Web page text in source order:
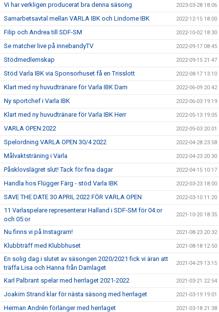
Vi har verkligen producerat bra denna säsong 2023-03-28 18:06
Samarbetsavtal mellan VARLA IBK och Lindome IBK 2022-12-15 18:00
Filip och Andrea till SDF-SM 2022-10-02 18:30
Se matcher live på innebandyTV 2022-09-17 08:45
Stödmedlemskap 2022-09-15 21:47
Stöd Varla IBK via Sponsorhuset få en Trisslott 2022-08-17 13:10
Klart med ny huvudtränare för Varla IBK Dam 2022-06-09 20:42
Ny sportchef i Varla IBK 2022-06-03 19:19
Klart med ny huvudtränare för Varla IBK Herr 2022-05-13 19:05
VARLA OPEN 2022 2022-05-03 20:01
Spelordning VARLA OPEN 30/4 2022 2022-04-28 23:58
Målvaktsträning i Varla 2022-04-23 20:30
Påsklovslägret slut! Tack för fina dagar 2022-04-15 10:17
Handla hos Flügger Färg - stöd Varla IBK 2022-03-23 18:00
SAVE THE DATE 30 APRIL 2022 FÖR VARLA OPEN 2022-03-10 11:20
11 Varlaspelare representerar Halland i SDF-SM för 04:or
och 05:or
2021-10-20 18:35
Nu finns vi på Instagram! 2021-08-23 20:32
Klubbträff med Klubbhuset 2021-08-18 12:50
En solig dag i slutet av säsongen 2020/2021 fick vi äran att
träffa Lisa och Hanna från Damlaget
2021-04-29 13:15
Karl Palbrant spelar med herrlaget 2021-2022 2021-03-21 22:54
Joakim Strand klar för nästa säsong med herrlaget 2021-03-19 19:01
Herman Andrén förlänger med herrlaget 2021-03-18 21:38